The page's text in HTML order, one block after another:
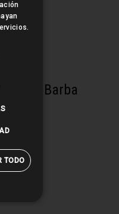
tinte Barba
TODO